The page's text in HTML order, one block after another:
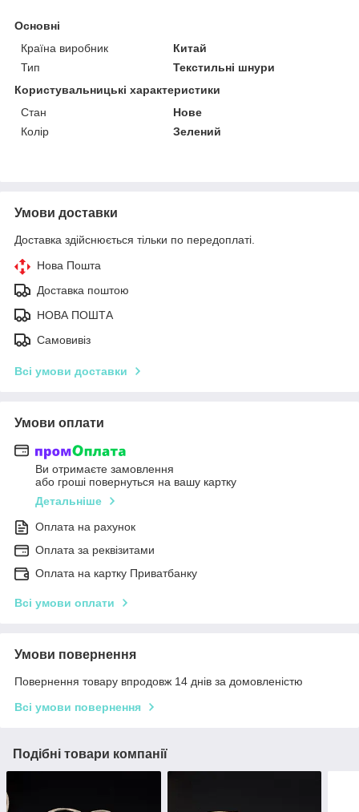
Основні
Країна виробник
Китай
Тип
Текстильні шнури
Користувальницькі характеристики
Стан
Нове
Колір
Зелений
Умови доставки
Доставка здійснюється тільки по передоплаті.
Нова Пошта
Доставка поштою
НОВА ПОШТА
Самовивіз
Всі умови доставки
Умови оплати
Ви отримаєте замовлення
або гроші повернуться на вашу картку
Детальніше
Оплата на рахунок
Оплата за реквізитами
Оплата на картку Приватбанку
Всі умови оплати
Умови повернення
Повернення товару впродовж 14 днів за домовленістю
Всі умови повернення
Подібні товари компанії